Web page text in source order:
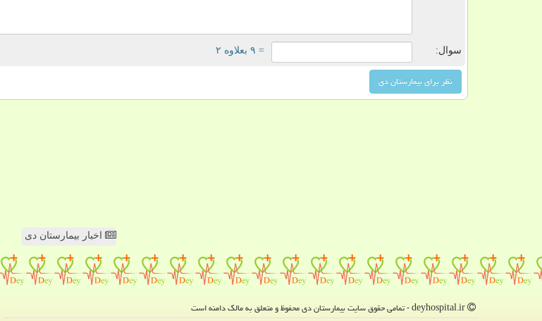
سوال: = ۹ بعلاوه ۲
اخبار بیمارستان دی